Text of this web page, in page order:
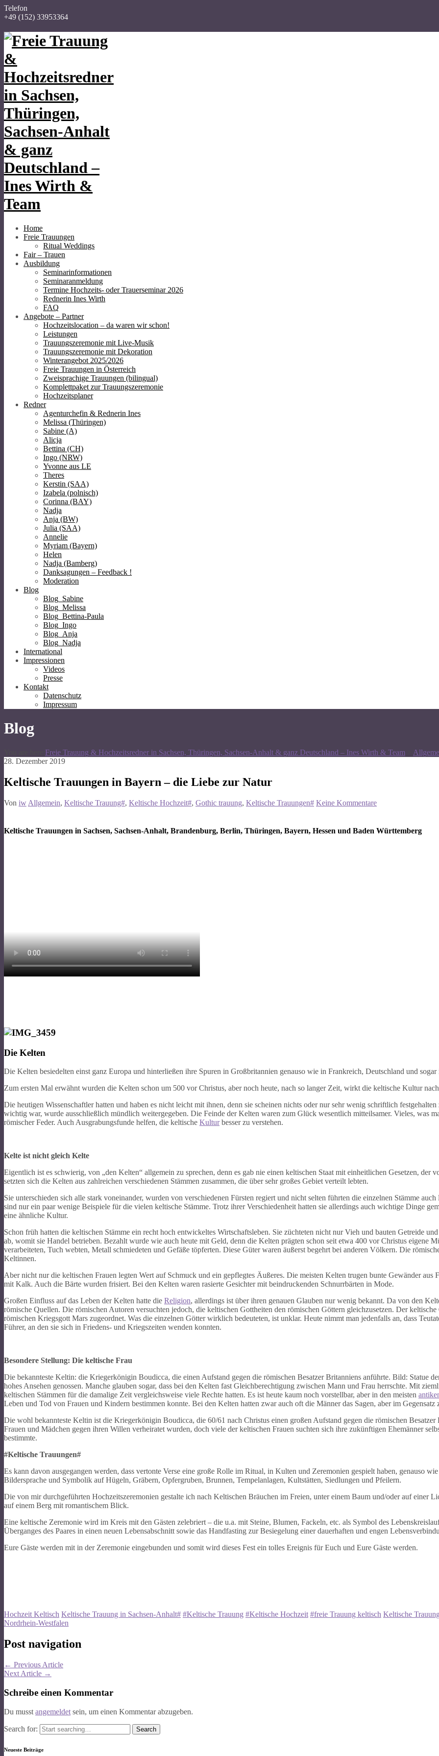
Telefon
+49 (152) 33953364
Home
Freie Trauungen
Ritual Weddings
Fair – Trauen
Ausbildung
Seminarinformationen
Seminaranmeldung
Termine Hochzeits- oder Trauerseminar 2026
Rednerin Ines Wirth
FAQ
Angebote – Partner
Hochzeitslocation – da waren wir schon!
Leistungen
Trauungszeremonie mit Live-Musik
Trauungszeremonie mit Dekoration
Winterangebot 2025/2026
Freie Trauungen in Österreich
Zweisprachige Trauungen (bilingual)
Komplettpaket zur Trauungszeremonie
Hochzeitsplaner
Redner
Agenturchefin & Rednerin Ines
Melissa (Thüringen)
Sabine (A)
Alicja
Bettina (CH)
Ingo (NRW)
Yvonne aus LE
Theres
Kerstin (SAA)
Izabela (polnisch)
Corinna (BAY)
Nadja
Anja (BW)
Julia (SAA)
Annelie
Myriam (Bayern)
Helen
Nadja (Bamberg)
Danksagungen – Feedback !
Moderation
Blog
Blog_Sabine
Blog_Melissa
Blog_Bettina-Paula
Blog_Ingo
Blog_Anja
Blog_Nadja
International
Impressionen
Videos
Presse
Kontakt
Datenschutz
Impressum
Blog
Freie Trauung & Hochzeitsredner in Sachsen, Thüringen, Sachsen-Anhalt & ganz Deutschland – Ines Wirth & Team
28. Dezember 2019
Keltische Trauungen in Bayern – die Liebe zur Natur
Von iw Allgemein, Keltische Trauung#, Keltische Hochzeit#, Gothic trauung, Keltische Trauungen# Keine Kommentare
Keltische Trauungen in Sachsen, Sachsen-Anhalt, Brandenburg, Berlin, Thüringen, Bayern, Hessen und Baden Württemberg
Die Kelten
Die Kelten besiedelten einst ganz Europa und hinterließen ihre Spuren in Großbritannien genauso wie in Frankreich, Deutschland und
Zum ersten Mal erwähnt wurden die Kelten schon um 500 vor Christus, aber noch heute, nach so langer Zeit, wirkt die keltische Kultur
Die heutigen Wissenschaftler hatten und haben es nicht leicht mit ihnen, denn sie scheinen nichts oder nur sehr wenig schriftlich
wichtig war, wurde ausschließlich mündlich weitergegeben. Die Feinde der Kelten waren zum Glück wesentlich mitteilsamer. Vieles, was
römischer Feder. Auch Ausgrabungsfunde helfen, die keltische Kulturbesser zu verstehen.
Kelte ist nicht gleich Kelte
Eigentlich ist es schwierig, von „den Kelten“ allgemein zu sprechen, denn es gab nie einen keltischen Staat mit einheitlichen Gesetzen,
setzten sich die Kelten aus zahlreichen verschiedenen Stämmen zusammen, die über sehr großes Gebiet verteilt lebten.
Sie unterschieden sich alle stark voneinander, wurden von verschiedenen Fürsten regiert und nicht selten führten die einzelnen Stämme
sind nur ein paar wenige Beispiele für die vielen keltische Stämme. Trotz ihrer Verschiedenheit hatten sie allerdings auch wichtige Dinge
eine ähnliche Kultur.
Schon früh hatten die keltischen Stämme ein recht hoch entwickeltes Wirtschaftsleben. Sie züchteten nicht nur Vieh und bauten Getreide
ab, womit sie Handel betrieben. Bezahlt wurde wie auch heute mit Geld, denn die Kelten prägten schon seit etwa 400 vor Christus eigene
verarbeiteten, Tuch webten, Metall schmiedeten und Gefäße töpferten. Diese Güter waren äußerst begehrt bei anderen Völkern. Die
Keltinnen.
Aber nicht nur die keltischen Frauen legten Wert auf Schmuck und ein gepflegtes Äußeres. Die meisten Kelten trugen bunte Gewänder
mit Kalk. Auch die Bärte wurden frisiert. Bei den Kelten waren rasierte Gesichter mit beindruckenden Schnurrbärten in Mode.
Großen Einfluss auf das Leben der Kelten hatte die Religion, allerdings ist über ihren genauen Glauben nur wenig bekannt. Da von den
römische Quellen. Die römischen Autoren versuchten jedoch, die keltischen Gottheiten den römischen Göttern gleichzusetzen. Der
römischen Kriegsgott Mars zugeordnet. Was die einzelnen Götter wirklich bedeuteten, ist unklar. Heute nimmt man jedenfalls an, dass
Führer, an den sie sich in Friedens- und Kriegszeiten wenden konnten.
Besondere Stellung: Die keltische Frau
Die bekannteste Keltin: die Kriegerkönigin Boudicca, die einen Aufstand gegen die römischen Besatzer Britanniens anführte. Bild: Statue
hohes Ansehen genossen. Manche glauben sogar, dass bei den Kelten fast Gleichberechtigung zwischen Mann und Frau herrschte. Mit
keltischen Stämmen für die damalige Zeit vergleichsweise viele Rechte hatten. Es ist heute kaum noch vorstellbar, aber in den meisten
Leben und Tod von Frauen und Kindern bestimmen konnte. Bei den Kelten hatten zwar auch oft die Männer das Sagen, aber im
Die wohl bekannteste Keltin ist die Kriegerkönigin Boudicca, die 60/61 nach Christus einen großen Aufstand gegen die römischen
Frauen und Mädchen gegen ihren Willen verheiratet wurden, doch viele der keltischen Frauen suchten sich ihre zukünftigen Ehemänner
bestimmte.
#Keltische Trauungen#
Es kann davon ausgegangen werden, dass vertonte Verse eine große Rolle im Ritual, in Kulten und Zeremonien gespielt haben, genauso
Bildersprache und Symbolik auf Hügeln, Gräbern, Opfergruben, Brunnen, Tempelanlagen, Kultstätten, Siedlungen und Pfeilern.
Die von mir durchgeführten Hochzeitszeremonien gestalte ich nach Keltischen Bräuchen im Freien, unter einem Baum und/oder auf einer
auf einem Berg mit romantischem Blick.
Eine keltische Zeremonie wird im Kreis mit den Gästen zelebriert – die u.a. mit Steine, Blumen, Fackeln, etc. als Symbol des
Überganges des Paares in einen neuen Lebensabschnitt sowie das Handfasting zur Besiegelung einer dauerhaften und engen
Eure Gäste werden mit in der Zeremonie eingebunden und somit wird dieses Fest ein tolles Ereignis für Euch und Eure Gäste werden.
Hochzeit Keltisch Keltische Trauung in Sachsen-Anhalt# #Keltische Trauung #Keltische Hochzeit #freie Trauung keltisch Keltische
Nordrhein-Westfalen
Post navigation
← Previous Article
Next Article →
Schreibe einen Kommentar
Du musst angemeldet sein, um einen Kommentar abzugeben.
Search for:
Neueste Beiträge